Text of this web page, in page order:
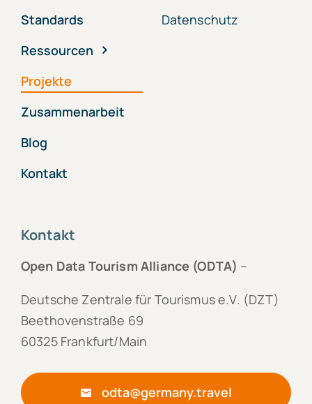
Standards
Ressourcen
Projekte
Zusammenarbeit
Blog
Kontakt
Datenschutz
Kontakt
Open Data Tourism Alliance (ODTA) –
Deutsche Zentrale für Tourismus e.V. (DZT)
Beethovenstraße 69
60325 Frankfurt/Main
odta@germany.travel